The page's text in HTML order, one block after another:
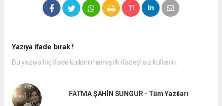
Yazıya ifade bırak !
Bu yazıya hiç ifade kullanılmamış ilk ifadeyi siz kullanın.
FATMA ŞAHİN SUNGUR - Tüm Yazıları